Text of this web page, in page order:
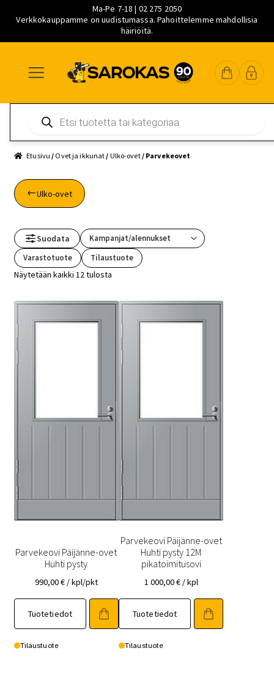
Ma-Pe 7-18 | 02 275 2050
Verkkokauppamme on uudistumassa. Pahoittelemme mahdollisia
häiriöitä.
navigointiin
sisältöön
pääsisältöön
search
Etusivu / Ovet ja ikkunat / Ulko-ovet/ Parvekeovet
Ulko-ovet
Suodata
Varastotuote Tilaustuote
Näytetään kaikki 12 tulosta
Parvekeovi Päijänne-ovet
Huhti pysty
990,00€ / kpl/pkt
Tuotetiedot
Tällä
tuotteella
on
useampi
Tilaustuote
Parvekeovi Päijänne-ovet
Huhti pysty 12M
pikatoimitusovi
1 000,00€ / kpl
Tuotetiedot
Tällä
tuotteella
on
useampi
Tilaustuote